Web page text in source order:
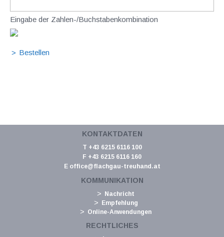
Eingabe der Zahlen-/Buchstabenkombination
KONTAKTDATEN
T +43 6215 6116 100
F +43 6215 6116 160
E office@flachgau-treuhand.at
KOMMUNIKATION
Nachricht
Empfehlung
Online-Anwendungen
RECHTLICHES